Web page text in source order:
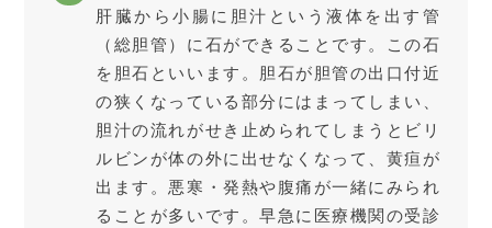
肝臓から小腸に胆汁という液体を出す管
（総胆管）に石ができることです。この石
を胆石といいます。胆石が胆管の出口付近
の狭くなっている部分にはまってしまい、
胆汁の流れがせき止められてしまうとビリ
ルビンが体の外に出せなくなって、黄疸が
出ます。悪寒・発熱や腹痛が一緒にみられ
ることが多いです。早急に医療機関の受診